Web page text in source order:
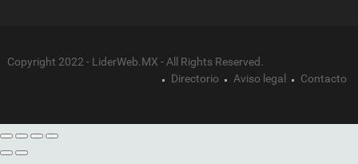
Copyright 2022 - LiderWeb.MX - All Rights Reserved.
Directorio
Aviso legal Contacto